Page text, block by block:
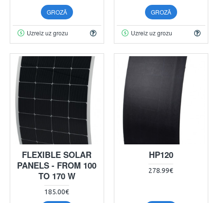
GROZĀ
Uzreiz uz grozu
GROZĀ
Uzreiz uz grozu
FLEXIBLE SOLAR
PANELS - FROM 100
TO 170 W
185.00€
HP120
278.99€